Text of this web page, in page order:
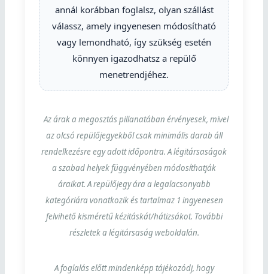
annál korábban foglalsz, olyan szállást
válassz, amely ingyenesen módosítható
vagy lemondható, így szükség esetén
könnyen igazodhatsz a repülő
menetrendjéhez.
Az árak a megosztás pillanatában érvényesek, mivel
az olcsó repülőjegyekből csak minimális darab áll
rendelkezésre egy adott időpontra. A légitársaságok
a szabad helyek függvényében módosíthatják
áraikat. A repülőjegy ára a legalacsonyabb
kategóriára vonatkozik és tartalmaz 1 ingyenesen
felvihető kisméretű kézitáskát/hátizsákot. További
részletek a légitársaság weboldalán.
A foglalás előtt mindenképp tájékozódj, hogy